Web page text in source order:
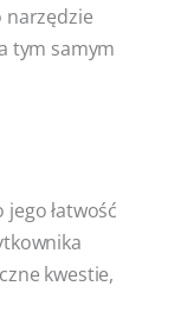
narzędzie
tym samym
łatwość
kwestie,